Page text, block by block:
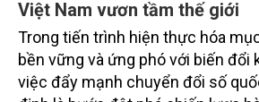
Việt Nam vươn tầm thế giới
Trong tiến trình hiện thực hóa
bền vững và ứng phó với biến đổi
việc đẩy mạnh chuyển đổi số